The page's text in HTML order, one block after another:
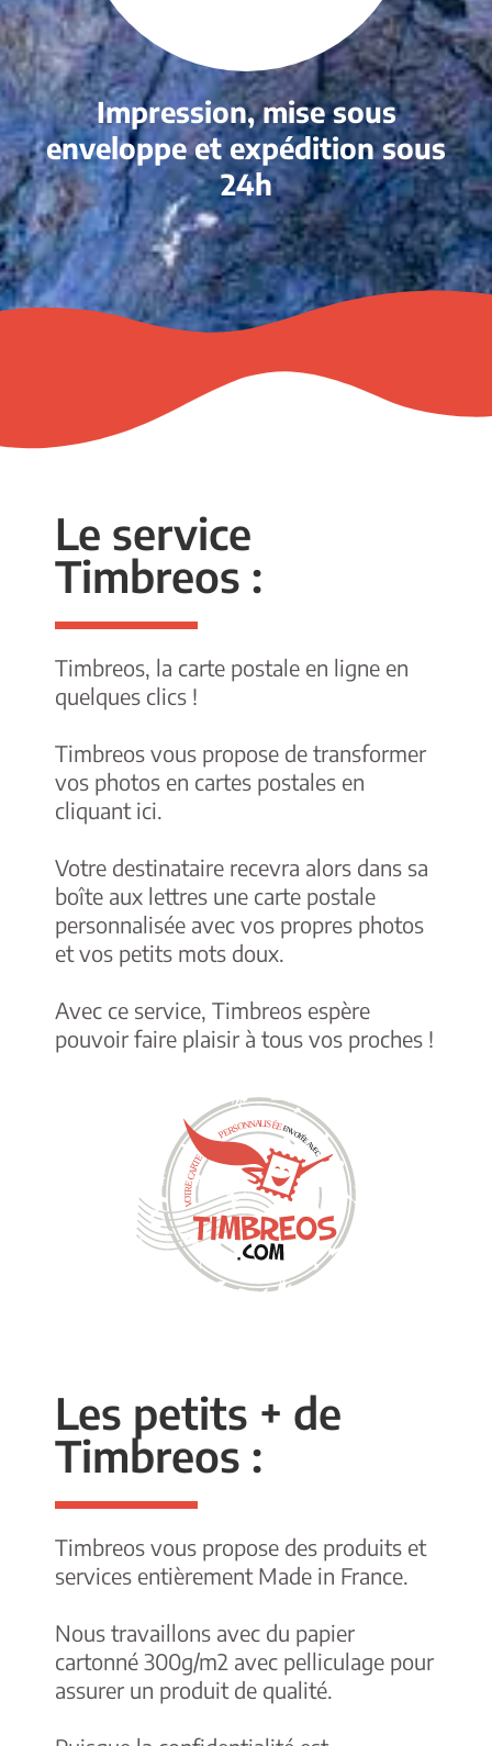
Impression, mise sous
enveloppe et expédition sous
24h
Le service
Timbreos :
Timbreos, la carte postale en ligne en
quelques clics !
Timbreos vous propose de transformer
vos photos en cartes postales en
cliquant ici.
Votre destinataire recevra alors dans sa
boîte aux lettres une carte postale
personnalisée avec vos propres photos
et vos petits mots doux.
Avec ce service, Timbreos espère
pouvoir faire plaisir à tous vos proches !
Les petits + de
Timbreos :
Timbreos vous propose des produits et
services entièrement Made in France.
Nous travaillons avec du papier
cartonné 300g/m2 avec pelliculage pour
assurer un produit de qualité.